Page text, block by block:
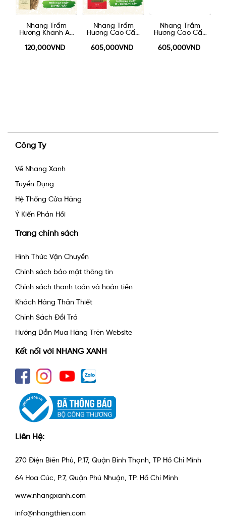
Nhang Trầm
Hương Khánh An
120,000VND
Nhang Trầm
Hương Cao Cấp
605,000VND
Nhang Trầm
Hương Cao Cấp
605,000VND
Công Ty
Về Nhang Xanh
Tuyển Dụng
Hệ Thống Cửa Hàng
Ý Kiến Phản Hồi
Trang chính sách
Hình Thức Vận Chuyển
Chính sách bảo mật thông tin
Chính sách thanh toán và hoàn tiền
Khách Hàng Thân Thiết
Chính Sách Đổi Trả
Hướng Dẫn Mua Hàng Trên Website
Kết nối với NHANG XANH
Liên Hệ:
270 Điện Biên Phủ, P.17, Quận Bình Thạnh, TP Hồ Chí Minh
64 Hoa Cúc, P.7, Quận Phú Nhuận, TP. Hồ Chí Minh
www.nhangxanh.com
info@nhangthien.com